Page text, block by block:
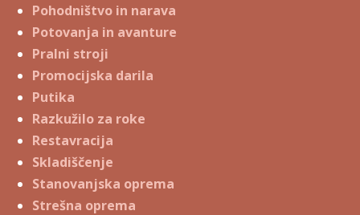
Pohodništvo in narava
Potovanja in avanture
Pralni stroji
Promocijska darila
Putika
Razkužilo za roke
Restavracija
Skladiščenje
Stanovanjska oprema
Strešna oprema